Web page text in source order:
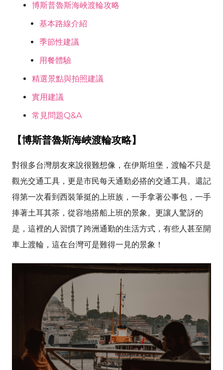
博斯普魯斯海峽渡輪攻略
基本路線介紹
季節性建議
用餐體驗
精選景點與拍照建議
實用建議
常見問題Q&A
【博斯普魯斯海峽渡輪攻略】
對很多台灣朋友來說很難想像，在伊斯坦堡，渡輪不只是
觀光交通工具，更是市民每天通勤必搭的交通工具。還記
得第一次看到西裝筆挺的上班族，一手拿著公事包，一手
捧著土耳其茶，從容地搭船上班的景象。更讓人驚訝的
是，這裡的人習慣了跨洲通勤的生活方式，有些人甚至開
車上渡輪，這在台灣可是難得一見的景象！